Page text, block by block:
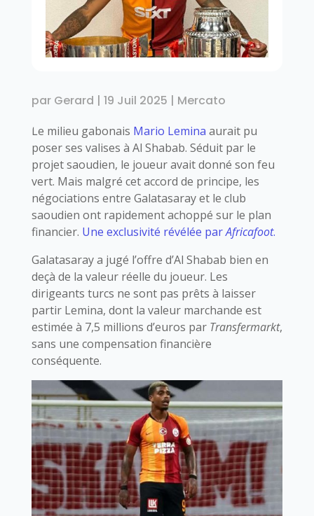
par Gerard | 19 Juil 2025 | Mercato
Le milieu gabonais Mario Lemina aurait pu
poser ses valises à Al Shabab. Séduit par le
projet saoudien, le joueur avait donné son feu
vert. Mais malgré cet accord de principe, les
négociations entre Galatasaray et le club
saoudien ont rapidement achoppé sur le plan
financier. Une exclusivité révélée parAfricafoot.
Galatasaray a jugé l’offre d’Al Shabab bien en
deçà de la valeur réelle du joueur. Les
dirigeants turcs ne sont pas prêts à laisser
partir Lemina, dont la valeur marchande est
estimée à 7,5 millions d’euros par Transfermarkt,
sans une compensation financière
conséquente.